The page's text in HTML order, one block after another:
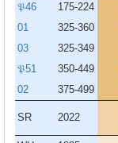
𝔓46 175-224
01 325-360
03 325-349
𝔓51 350-449
02 375-499
SR 2022